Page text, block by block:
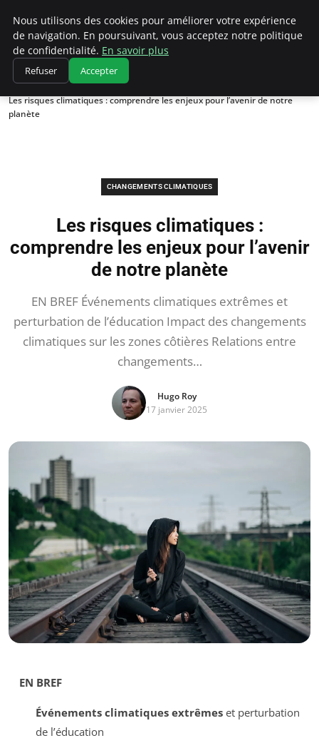
Climatedebtagents
Accueil
Changements climatiques
Les risques climatiques : comprendre les enjeux pour l’avenir de notre
planète
CHANGEMENTS CLIMATIQUES
Les risques climatiques :
comprendre les enjeux pour l’avenir
de notre planète
EN BREF Événements climatiques extrêmes et
perturbation de l’éducation Impact des changements
climatiques sur les zones côtières Relations entre
changements…
Hugo Roy
17 janvier 2025
EN BREF
Événements climatiques extrêmeset perturbation
de l’éducation
Nous utilisons des cookies pour améliorer votre expérience
de navigation. En poursuivant, vous acceptez notre politique
de confidentialité. En savoir plus
Refuser Accepter